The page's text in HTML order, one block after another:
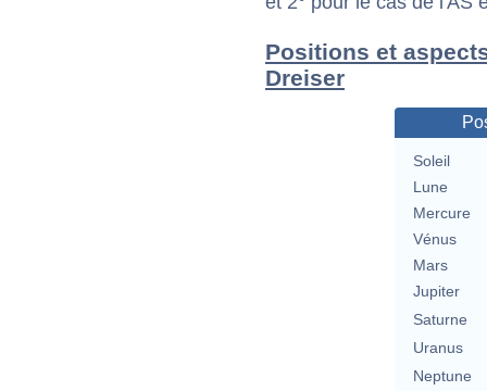
Positions et
Dreiser
Soleil
Lune
Mercure
Vénus
Mars
Jupiter
Saturne
Uranus
Neptune